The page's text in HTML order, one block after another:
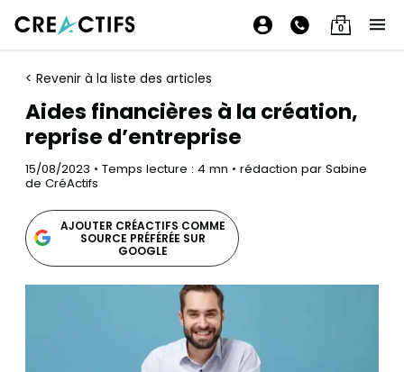
0
< Revenir à la liste des articles
Aides financières à la création,
reprise d’entreprise
15/08/2023 • Temps lecture : 4 mn • rédaction par Sabine
de CréActifs
AJOUTER CRÉACTIFS COMME
SOURCE PRÉFÉRÉE SUR
GOOGLE